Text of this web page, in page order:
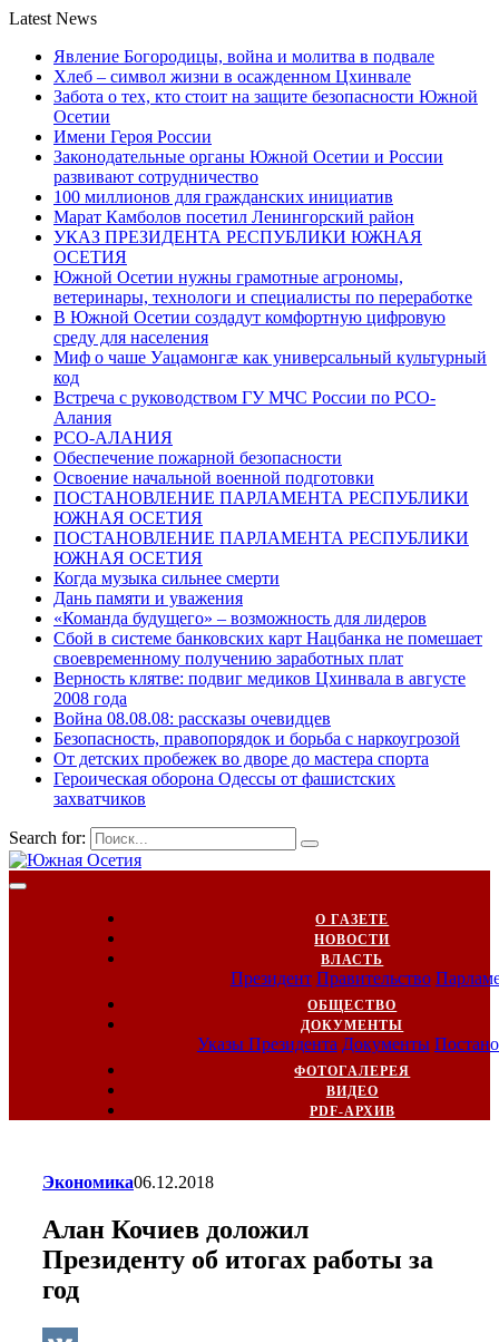
Latest News
Явление Богородицы, война и молитва в подвале
Хлеб – символ жизни в осажденном Цхинвале
Забота о тех, кто стоит на защите безопасности Южной
Осетии
Имени Героя России
Законодательные органы Южной Осетии и России
развивают сотрудничество
100 миллионов для гражданских инициатив
Марат Камболов посетил Ленингорский район
УКАЗ ПРЕЗИДЕНТА РЕСПУБЛИКИ ЮЖНАЯ
ОСЕТИЯ
Южной Осетии нужны грамотные агрономы,
ветеринары, технологи и специалисты по переработке
В Южной Осетии создадут комфортную цифровую
среду для населения
Миф о чаше Уацамонгæ как универсальный культурный
код
Встреча с руководством ГУ МЧС России по РСО-
Алания
РСО-АЛАНИЯ
Обеспечение пожарной безопасности
Освоение начальной военной подготовки
ПОСТАНОВЛЕНИЕ ПАРЛАМЕНТА РЕСПУБЛИКИ
ЮЖНАЯ ОСЕТИЯ
ПОСТАНОВЛЕНИЕ ПАРЛАМЕНТА РЕСПУБЛИКИ
ЮЖНАЯ ОСЕТИЯ
Когда музыка сильнее смерти
Дань памяти и уважения
«Команда будущего» – возможность для лидеров
Сбой в системе банковских карт Нацбанка не помешает
своевременному получению заработных плат
Верность клятве: подвиг медиков Цхинвала в августе
2008 года
Война 08.08.08: рассказы очевидцев
Безопасность, правопорядок и борьба с наркоугрозой
От детских пробежек во дворе до мастера спорта
Героическая оборона Одессы от фашистских
захватчиков
Search for:
О ГАЗЕТЕ
НОВОСТИ
ВЛАСТЬ
Президент Правительство
ОБЩЕСТВО
ДОКУМЕНТЫ
Указы Президента Документы
ФОТОГАЛЕРЕЯ
ВИДЕО
PDF-АРХИВ
Экономика06.12.2018
Алан Кочиев доложил
Президенту об итогах работы за
год